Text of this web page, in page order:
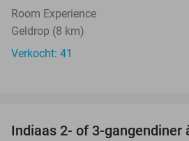
Room Experience
Geldrop (8 km)
Verkocht: 41
Indiaas 2- of 3-gangendiner